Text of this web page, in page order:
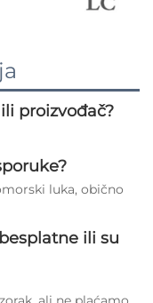
proizvođač?
luka, obično
ili su